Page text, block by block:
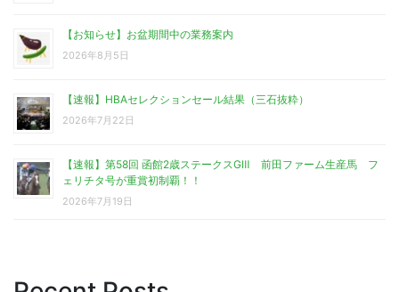
【お知らせ】お盆期間中の業務案内
2026年8月5日
【速報】HBAセレクションセール結果（三石抜粋）
2026年7月22日
【速報】第58回 函館2歳ステークスGⅢ 前田ファーム生産馬 フ
ェリチタ号が重賞初制覇！！
2026年7月19日